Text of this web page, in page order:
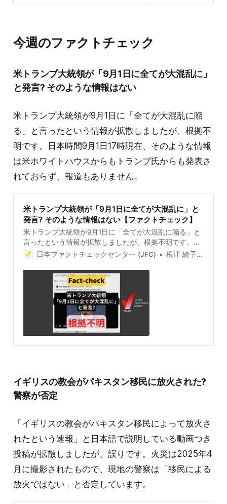
より） ファクトチェックでは「正確」か「誤り」かで意
もちろん、JFCが独自の基準で判定しているた
今週のファクトチェック
米トランプ大統領が「9月1日に全てが大混乱に」
と発言? そのような情報はない
米トランプ大統領が9月1日に「全てが大混乱に陥
る」と言ったという情報が拡散しましたが、根拠不
明です。日本時間9月1日17時現在、そのような情報
は米ホワイトハウスからもトランプ氏からも発表さ
れておらず、報道もありません。
米トランプ大統領が「9月1日に全てが大混乱に」と
発言? そのような情報はない【ファクトチェック】
米トランプ大統領が9月1日に「全てが大混乱に陥る」と
言ったという情報が拡散しましたが、根拠不明です。日
本時間9月1日17時現在、そのような情報は米ホワイトハ
ありません。 検証対象 2025年8月29日、「トランプは9
月1日月曜日に『全てが大混乱に陥る』と言いました」
という投稿がXで拡散した。 9月1日現在、投稿は940回
以上リポストされ、表示は46.9万回を超える。 投稿には
「だとありがたいなぁ」「本当だったら、嬉しいんだけ
どなぁ」や「公式Xとかにありました？？？」という指
摘もある。 検証過程 拡散した投稿は「Trump has said
混乱に陥る』と言った」となる。「9月1日に言った」
日本ファクトチェックセンター (JFC) 根津 綾子(Ayako Nezu)
イギリスの教会がパキスタン移民に放火された?
警察が否定
「イギリスの教会がパキスタン移民によって放火さ
れたという速報」と日本語で説明している動画つき
投稿が拡散しましたが、誤りです。火災は2025年4
月に撮影されたもので、現地の警察は「移民による
放火ではない」と否定しています。